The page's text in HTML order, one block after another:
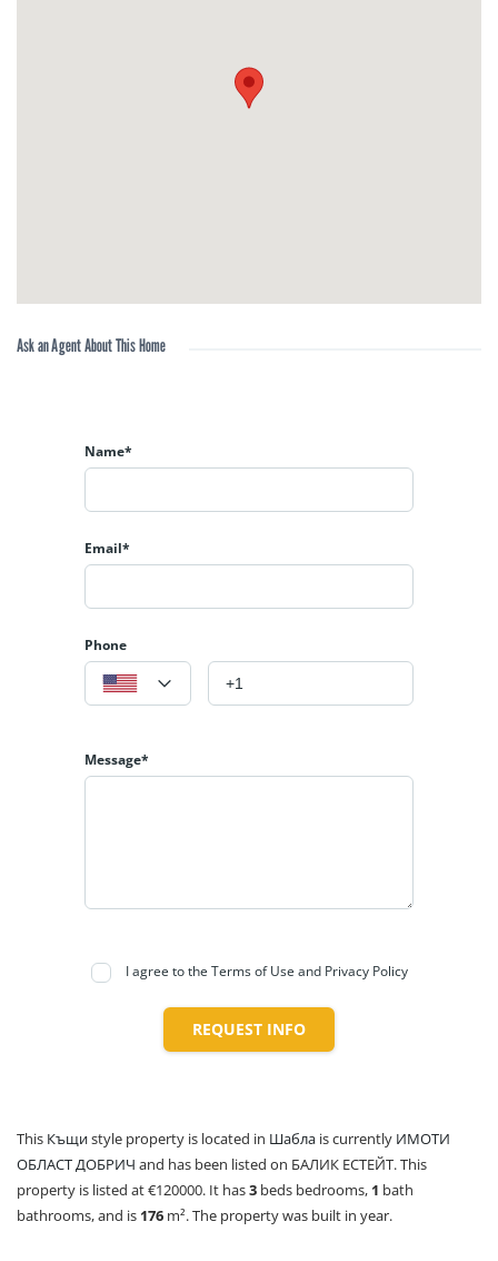
•Изградена Ел и ВиК инсталация
Екип БАЛИК ЕСТЕЙТ!
Ask an Agent About This Home
Name*
Email*
Phone
Message*
I agree to the Terms of Use and Privacy Policy
REQUEST INFO
This Къщиstyle property is located in Шабла is currently ИМОТИ
ОБЛАСТ ДОБРИЧ and has been listed on БАЛИК ЕСТЕЙТ. This
property is listed at €120000. It has3 beds bedrooms, 1 bath
bathrooms, and is 176 m². The property was built in year.